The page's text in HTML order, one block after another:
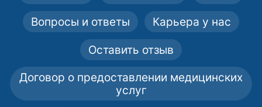
Вопросы и ответы Карьера у нас
Оставить отзыв
Договор о предоставлении медицинских
услуг